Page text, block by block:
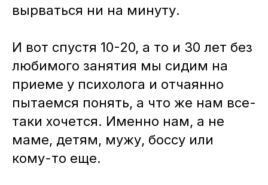
вырваться ни на минуту.
И вот спустя 10-20, а то и 30 лет без
любимого занятия мы сидим на
приеме у психолога и отчаянно
пытаемся понять, а что же нам все-
таки хочется. Именно нам, а не
маме, детям, мужу, боссу или
кому-то еще.